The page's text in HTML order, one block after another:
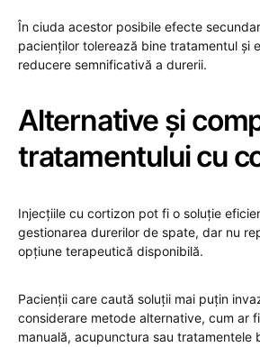
În ciuda acestor posibile efecte
pacienților tolerează bine tratamentul și
reducere semnificativă a durerii.
Alternative și
tratamentului cu
Injecțiile cu cortizon pot fi o soluție
gestionarea durerilor de spate, dar nu
opțiune terapeutică disponibilă.
Pacienții care caută soluții mai puțin
considerare metode alternative, cum ar
manuală, acupunctura sau tratamentele